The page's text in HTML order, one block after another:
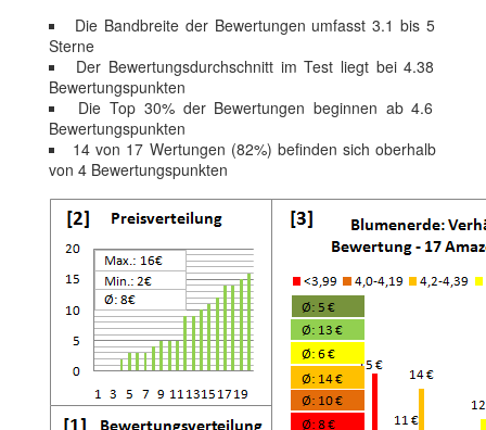
Die Bandbreite der Bewertungen umfasst 3.1 bis 5
Sterne
Der Bewertungsdurchschnitt im Test liegt bei 4.38
Bewertungspunkten
Die Top 30% der Bewertungen beginnen ab 4.6
Bewertungspunkten
14 von 17 Wertungen (82%) befinden sich oberhalb
von 4 Bewertungspunkten